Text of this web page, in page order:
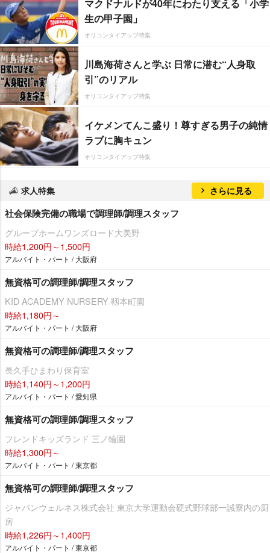
マクドナルドが40年にわたり支える「小学
生の甲子園」
オリコンタイアップ特集
川島海荷さんと学ぶ 日常に潜む“人身取
引”のリアル
オリコンタイアップ特集
イケメンてんこ盛り！尊すぎる男子の純情
ラブに胸キュン
オリコンタイアップ特集
求人特集 さらに見る
社会保険完備の職場で調理師/調理スタッフ
グループホームワンズロード大美野
時給1,200円～1,500円
アルバイト・パート / 大阪府
無資格可の調理師/調理スタッフ
KID ACADEMY NURSERY 靱本町園
時給1,180円～
アルバイト・パート / 大阪府
無資格可の調理師/調理スタッフ
長久手ひまわり保育室
時給1,140円～1,200円
アルバイト・パート / 愛知県
無資格可の調理師/調理スタッフ
フレンドキッズランド 三ノ輪園
時給1,300円～
アルバイト・パート / 東京都
無資格可の調理師/調理スタッフ
ジャパンウェルネス株式会社 東京大学運動会硬式野球部一誠寮内の厨
房
時給1,226円～1,400円
アルバイト・パート / 東京都